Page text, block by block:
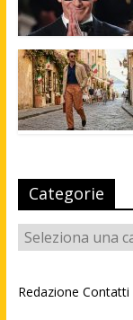
Categorie
Categorie
Redazione Contatti